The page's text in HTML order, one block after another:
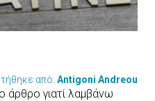
από: Antigoni Andreou
γιατί λαμβάνω